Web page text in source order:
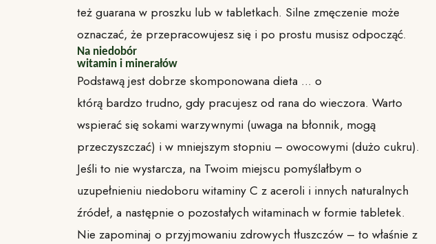
też guarana w proszku lub w tabletkach. Silne zmęczenie może
oznaczać, że przepracowujesz się i po prostu musisz odpocząć.
Na niedobór
witamin i minerałów
Podstawą jest dobrze skomponowana dieta … o
którą bardzo trudno, gdy pracujesz od rana do wieczora. Warto
wspierać się sokami warzywnymi (uwaga na błonnik, mogą
przeczyszczać) i w mniejszym stopniu – owocowymi (dużo cukru).
Jeśli to nie wystarcza, na Twoim miejscu pomyślałbym o
uzupełnieniu niedoboru witaminy C z aceroli i innych naturalnych
źródeł, a następnie o pozostałych witaminach w formie tabletek.
Nie zapominaj o przyjmowaniu zdrowych tłuszczów – to właśnie z